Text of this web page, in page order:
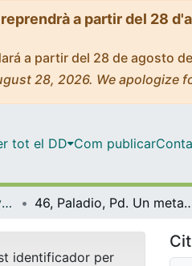
a partir del 28
a partir del 28 de agosto
28, 2026. We apologize
tot el DD Com publicar
Articles publicats en revistes (Farmacologia, Toxicologia i Química Terapèutica) 46, Paladio, Pd. Un metal precioso con gran
identificador per